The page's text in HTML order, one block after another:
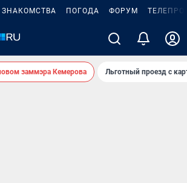
ЗНАКОМСТВА ПОГОДА ФОРУМ
заммэра Кемерова Льготный проезд с